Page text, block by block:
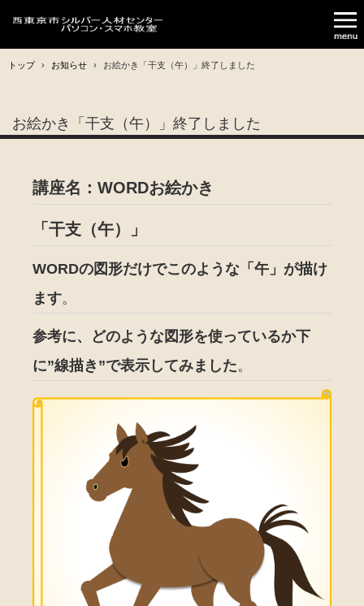
トップ › お知らせ › お絵かき「干支（午）」終了しました
お絵かき「干支（午）」終了しました
講座名：WORDお絵かき
「干支（午）」
WORDの図形だけでこのような「午」が描け
ます。
参考に、どのような図形を使っているか下
に”線描き”で表示してみました。